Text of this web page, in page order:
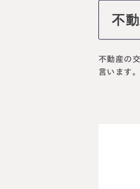
不
不動産の
言います。